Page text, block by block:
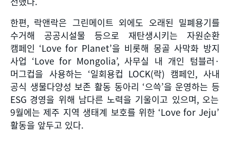
한편, 락앤락은 그린메이트 외에도 오래된 밀폐용기를
수거해 공공시설물 등으로 재탄생시키는 자원순환
캠페인 ‘Love for Planet’을 비롯해 몽골 사막화 방지
사업 ‘Love for Mongolia’, 사무실 내 개인 텀블러 ·
머그컵을 사용하는 ‘일회용컵 LOCK(락) 캠페인, 사내
공식 생물다양성 보존 활동 동아리 ‘으쓱’을 운영하는 등
ESG 경영을 위해 남다른 노력을 기울이고 있으며, 오는
9월에는 제주 지역 생태계 보호를 위한 ‘Love for Jeju’
활동을 앞두고 있다.